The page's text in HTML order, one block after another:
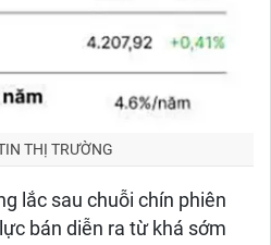
THỊ TRƯỜNG
lắc sau chuỗi chín phiên
bán diễn ra từ khá sớm